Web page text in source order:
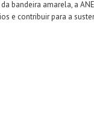
bandeira amarela, a
e contribuir para a